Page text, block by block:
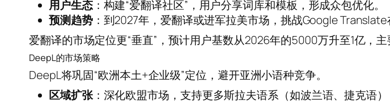
用户生态：构建“爱翻译社区”，用户分享词库和模板，形成众包优化。
预测趋势：到2027年，爱翻译或进军拉美市场，挑战Google Translate
爱翻译的市场定位更“垂直”，预计用户基数从2026年的5000万升至1亿，主
DeepL的市场策略
DeepL将巩固“欧洲本土+企业级”定位，避开亚洲小语种竞争。
区域扩张：深化欧盟市场，支持更多斯拉夫语系（如波兰语、捷克语